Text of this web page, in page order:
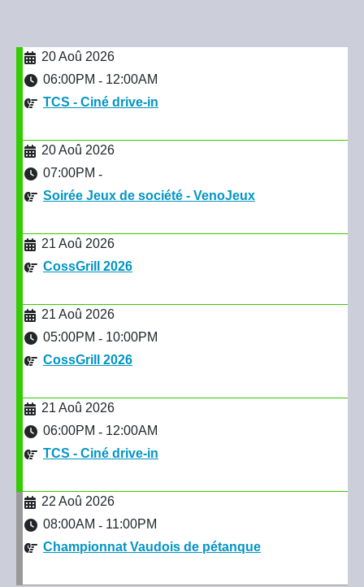
20 Aoû 2026
06:00PM - 12:00AM
TCS - Ciné drive-in
20 Aoû 2026
07:00PM -
Soirée Jeux de société - VenoJeux
21 Aoû 2026
CossGrill 2026
21 Aoû 2026
05:00PM - 10:00PM
CossGrill 2026
21 Aoû 2026
06:00PM - 12:00AM
TCS - Ciné drive-in
22 Aoû 2026
08:00AM - 11:00PM
Championnat Vaudois de pétanque